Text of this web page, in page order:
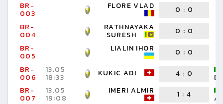
BR-
003
FLORE VLAD 0 : 0
BR-
004
RATHNAYAKA
SURESH 0 : 0
BR-
005
LIALIN IHOR 0 : 0
BR-
006
13.05
18:33 KUKIC ADI 4 : 0
BR-
007
13.05
19:08
IMERI ALMIR 1 : 4